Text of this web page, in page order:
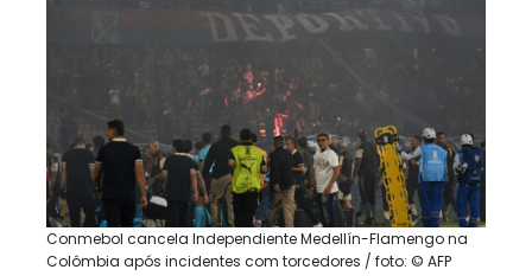
Conmebol cancela Independiente Medellín-Flamengo na
Colômbia após incidentes com torcedores / foto: © AFP